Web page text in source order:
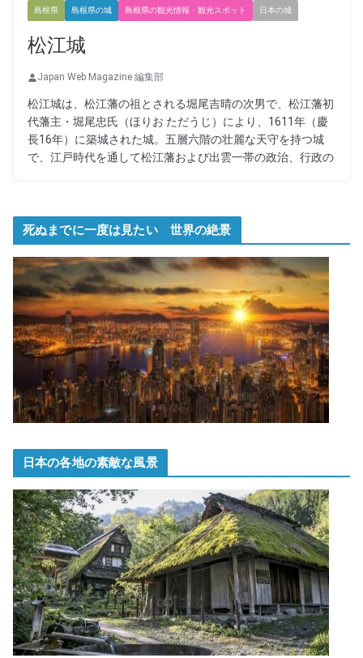
島根県 島根県の城 島根県の観光情報・観光スポット 日本の城
松江城
Japan Web Magazine 編集部
松江城は、松江藩の祖とされる堀尾吉晴の次男で、松江藩初
代藩主・堀尾忠氏（ほりお ただうじ）により、1611年（慶
長16年）に築城された城。五層六階の壮麗な天守を持つ城
で、江戸時代を通して松江藩および出雲一帯の政治、行政の
死ぬまでに一度は見たい 世界の絶景
日本の各地の素敵な風景